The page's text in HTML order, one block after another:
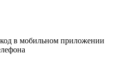
в мобильном приложении